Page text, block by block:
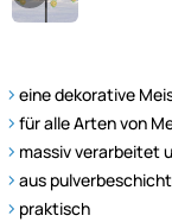
eine dekorative
für alle Arten von
massiv verarbeitet
aus
praktisch